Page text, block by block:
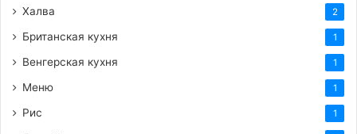
Халва 2
Британская кухня 1
Венгерская кухня 1
Меню 1
Рис 1